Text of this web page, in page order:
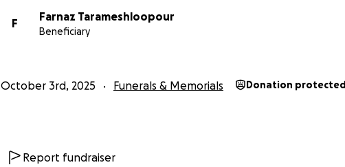
F
Farnaz Tarameshloopour
Beneficiary
October 3rd, 2025 Funerals & Memorials Donation protected
Report fundraiser